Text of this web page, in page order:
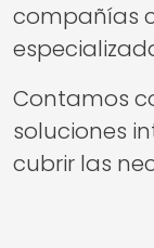
compañías
Contamos
soluciones
cubrir las